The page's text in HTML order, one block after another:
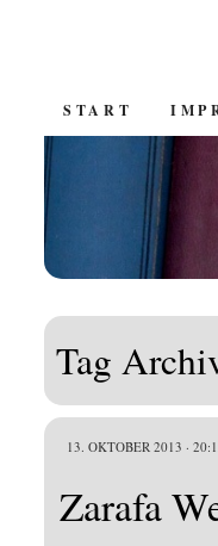
SKIP
CONTENT
START
Tag
13. OKTOBER 2013 ·
Zarafa